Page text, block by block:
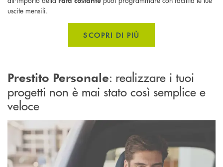
uscite mensili.
SCOPRI DI PIÙ
Prestito Personale: realizzare i tuoi
progetti non è mai stato così semplice e
veloce